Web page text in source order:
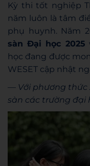
Kỳ thi tốt nghiệp
năm luôn là tâm
phụ huynh. Năm
sàn Đại học 2025
học đang được
WESET cập nhật
— Với phương thức
sàn các trường đại